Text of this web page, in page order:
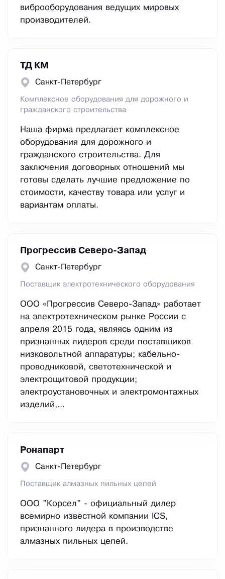
виброоборудования ведущих мировых
производителей.
ТД КМ
Санкт-Петербург
Комплексное оборудования для дорожного и
гражданского строительства
Наша фирма предлагает комплексное
оборудования для дорожного и
гражданского строительства. Для
заключения договорных отношений мы
готовы сделать лучшие предложение по
стоимости, качеству товара или услуг и
вариантам оплаты.
Прогрессив Северо-Запад
Санкт-Петербург
Поставщик электротехнического оборудования
ООО «Прогрессив Северо-Запад» работает
на электротехническом рынке России с
апреля 2015 года, являясь одним из
признанных лидеров среди поставщиков
низковольтной аппаратуры; кабельно-
проводниковой, светотехнической и
электрощитовой продукции;
электроустановочных и электромонтажных
изделий,...
Ронапарт
Санкт-Петербург
Поставщик алмазных пильных цепей
ООО "Корсел" - официальный дилер
всемирно известной компании ICS,
признанного лидера в производстве
алмазных пильных цепей.